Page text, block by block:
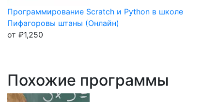
Программирование Scratch и Python в школе
Пифагоровы штаны (Онлайн)
от ₽1,250
Похожие программы